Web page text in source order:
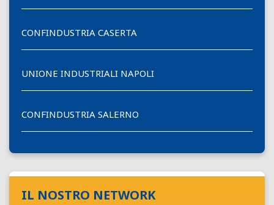
CONFINDUSTRIA CASERTA
UNIONE INDUSTRIALI NAPOLI
CONFINDUSTRIA SALERNO
IL NOSTRO NETWORK